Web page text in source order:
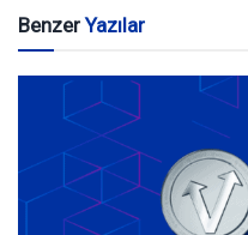
BenzerYazılar